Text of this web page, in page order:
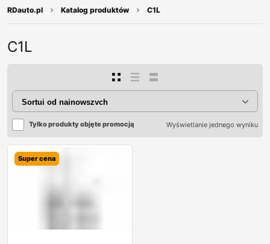
RDauto.pl Katalog produktów C1L
C1L
Tylko produkty objęte promocją Wyświetlanie jednego wyniku
Super cena